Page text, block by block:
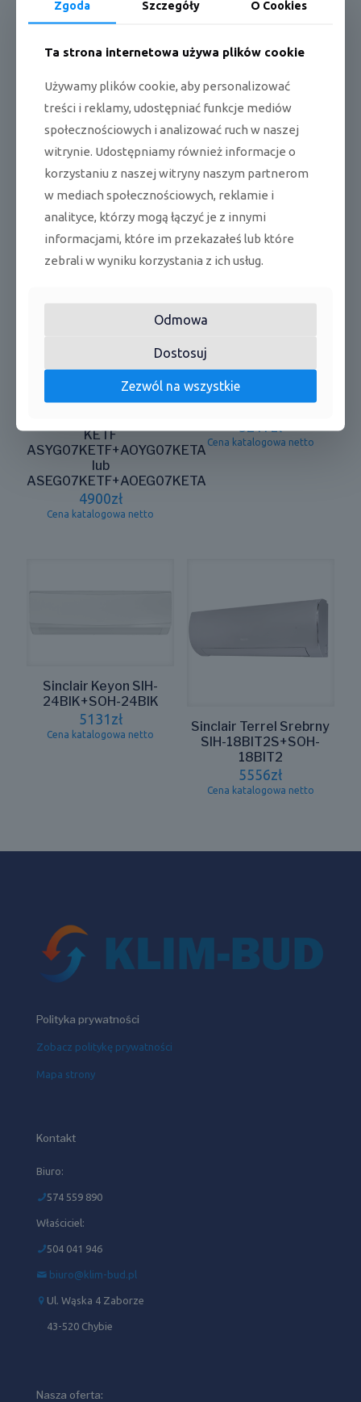
Dane techniczne:
*Nowoczesne wzornictwo,
*Kontrola temperatury za pomocą dwóch czujników,
*Zoptymalizowana droga przepływu powietrza
KETF
ASYG07KETF+AOYG07KETA
lub
ASEG07KETF+AOEG07KETA
4900zł
Cena katalogowa netto
Sinclair Terrel Czarny
SIH-09BITB+SOH-
3217zł
Cena katalogowa netto
Sinclair Keyon SIH-
24BIK+SOH-24BIK
5131 zł
Cena katalogowa netto
Sinclair Terrel Srebrny
SIH-18BIT2S+SOH-
18BIT2
5556zł
Cena katalogowa netto
Polityka prywatności
Zobacz politykę prywatności
Mapa strony
Kontakt
Biuro:
574 559 890
Właściciel:
504 041 946‬
biuro@klim-bud.pl
Ul. Wąska 4 Zaborze
43-520 Chybie
Nasza oferta:
Zgoda Szczegóły O Cookies
Ta strona internetowa używa plików cookie
Używamy plików cookie, aby personalizować
treści i reklamy, udostępniać funkcje mediów
społecznościowych i analizować ruch w naszej
witrynie. Udostępniamy również informacje o
korzystaniu z naszej witryny naszym partnerom
w mediach społecznościowych, reklamie i
analityce, którzy mogą łączyć je z innymi
informacjami, które im przekazałeś lub które
zebrali w wyniku korzystania z ich usług.
Odmowa
Dostosuj
Zezwól na wszystkie